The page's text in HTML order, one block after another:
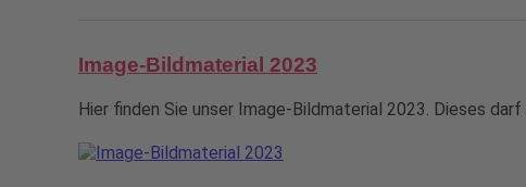
Image-Bildmaterial 2023
Hier finden Sie unser Image-Bildmaterial 2023. Dieses